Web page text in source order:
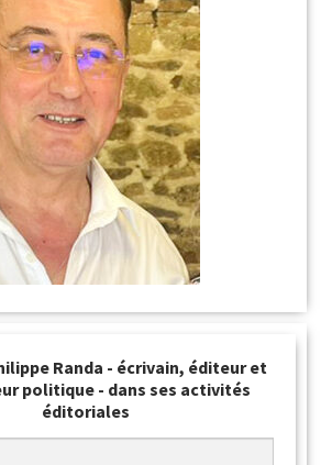
Randa - écrivain, éditeur et
politique - dans ses activités
éditoriales